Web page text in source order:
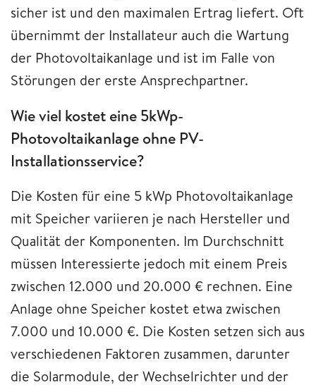
sicher ist und den maximalen Ertrag liefert. Oft
übernimmt der Installateur auch die Wartung
der Photovoltaikanlage und ist im Falle von
Störungen der erste Ansprechpartner.
Wie viel kostet eine 5kWp-
Photovoltaikanlage ohne PV-
Installationsservice?
Die Kosten für eine 5 kWp Photovoltaikanlage
mit Speicher variieren je nach Hersteller und
Qualität der Komponenten. Im Durchschnitt
müssen Interessierte jedoch mit einem Preis
zwischen 12.000 und 20.000 € rechnen. Eine
Anlage ohne Speicher kostet etwa zwischen
7.000 und 10.000 €. Die Kosten setzen sich aus
verschiedenen Faktoren zusammen, darunter
die Solarmodule, der Wechselrichter und der